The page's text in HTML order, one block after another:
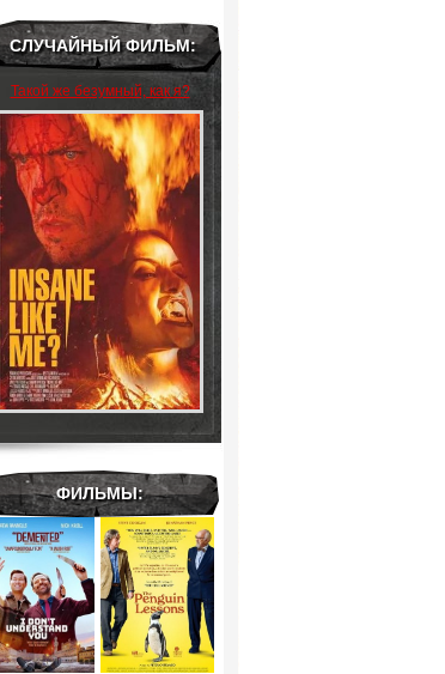
СЛУЧАЙНЫЙ ФИЛЬМ:
Такой же безумный, как я?
(2024)
ФИЛЬМЫ: